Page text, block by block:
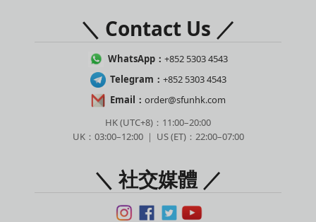
＼ Contact Us ／
WhatsApp： +852 5303 4543
Telegram： +852 5303 4543
Email： order@sfunhk.com
HK (UTC+8)：11:00–20:00
UK：03:00–12:00 ｜ US (ET)：22:00–07:00
＼ 社交媒體 ／